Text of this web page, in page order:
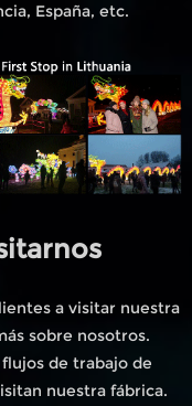
España, etc.
a visitar nuestra
sobre nosotros.
de trabajo de
nuestra fábrica.